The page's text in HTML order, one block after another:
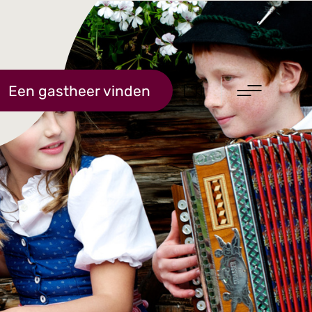
Een gastheer vinden